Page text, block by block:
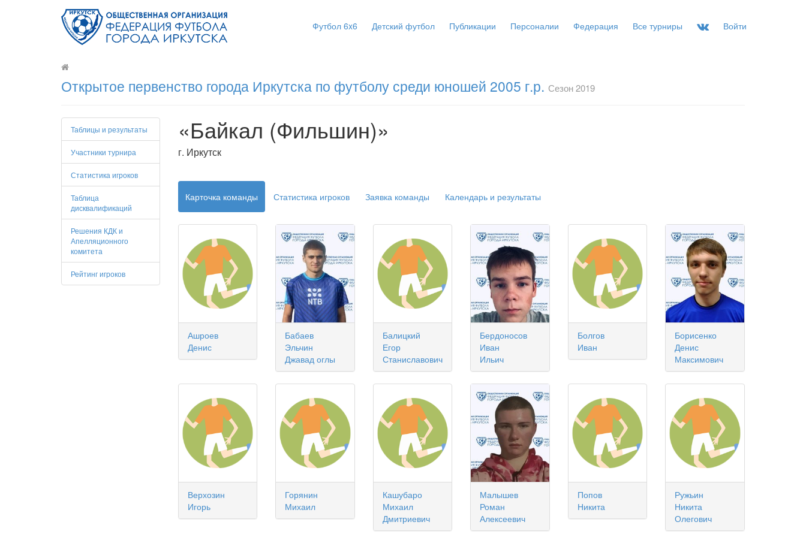
Футбол 6x6 Детский футбол Публикации Персоналии Федерация Все турниры Войти
Открытое первенство города Иркутска по футболу среди юношей 2005 г.р. Сезон 2019
Таблицы и результаты
Участники турнира
Статистика игроков
Таблица
дисквалификаций
Решения КДК и
Апелляционного
комитета
Рейтинг игроков
«Байкал (Фильшин)»
г. Иркутск
Карточка команды Статистика игроков Заявка команды Календарь и результаты
Ашроев
Денис
Бабаев
Эльчин
Джавад оглы
Балицкий
Егор
Станиславович
Бердоносов
Иван
Ильич
Болгов
Иван
Борисенко
Денис
Максимович
Верхозин
Игорь
Горянин
Михаил
Кашубаро
Михаил
Дмитриевич
Малышев
Роман
Алексеевич
Попов
Никита
Ружьин
Никита
Олегович